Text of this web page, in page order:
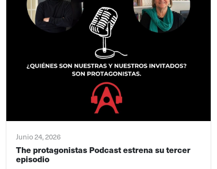
Junio 24, 2026
The protagonistas Podcast estrena su tercer
episodio